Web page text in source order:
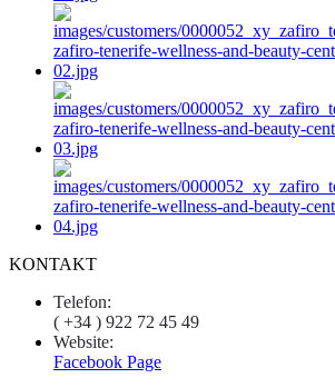
KONTAKT
Telefon:
( +34 ) 922 72 45 49
Website:
Facebook Page